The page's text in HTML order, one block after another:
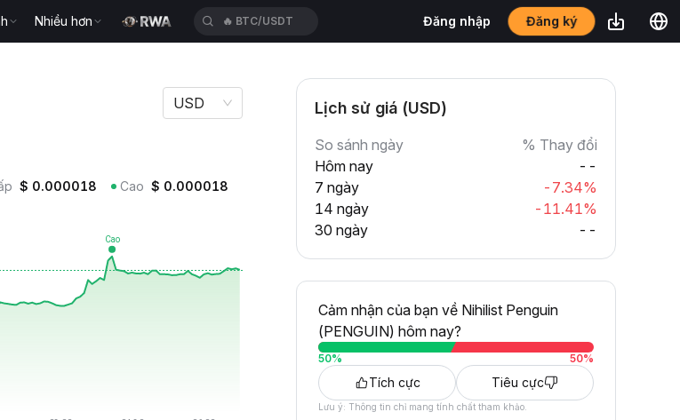
Nhiều hơn 🔥 TUTUSDT Đăng nhập Đăng ký
USD
$ 0.000018 Cao $ 0.000018
Lịch sử giá (USD)
So sánh ngày
% Thay đổi
Hôm nay
--
7 ngày
-7.34%
14 ngày
-11.41%
30 ngày
--
Cảm nhận của bạn về Nihilist Penguin
(PENGUIN) hôm nay?
50% 50%
Tích cực Tiêu cực
Lưu ý: Thông tin chỉ mang tính chất tham khảo.